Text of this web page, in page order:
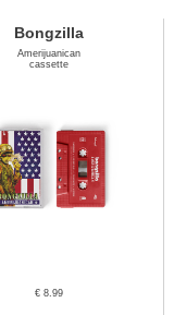
Bongzilla
Amerijuanican
cassette
€ 8.99